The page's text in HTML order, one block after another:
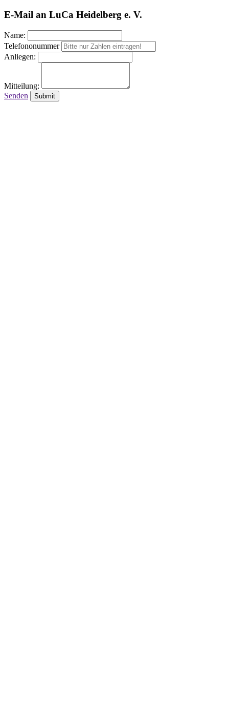
E-Mail an LuCa Heidelberg e. V.
Name:
Telefononummer
Anliegen:
Mitteilung:
Senden